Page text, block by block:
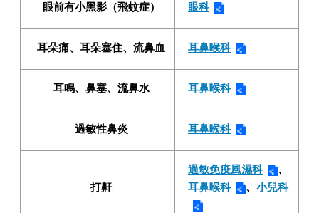
眼前有小黑影（飛蚊症） 眼科
耳朵痛、耳朵塞住、流鼻血 耳鼻喉科
耳鳴、鼻塞、流鼻水 耳鼻喉科
過敏性鼻炎 耳鼻喉科
打鼾
過敏免疫風濕科
、
耳鼻喉科
、 小兒科